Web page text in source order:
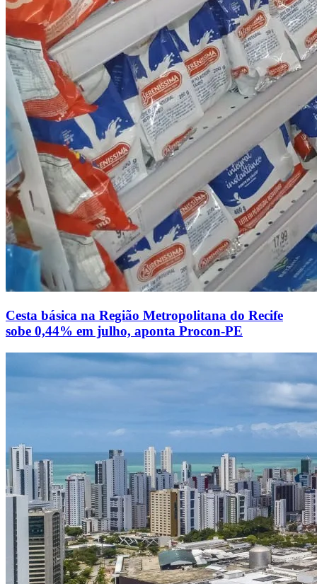
Cesta básica na Região Metropolitana do Recife
sobe 0,44% em julho, aponta Procon-PE